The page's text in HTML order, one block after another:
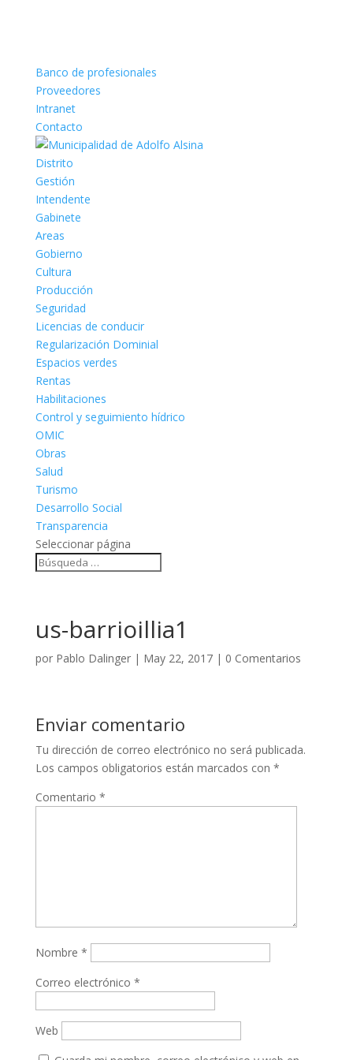
Banco de profesionales
Proveedores
Intranet
Contacto
Distrito
Gestión
Intendente
Gabinete
Areas
Gobierno
Cultura
Producción
Seguridad
Licencias de conducir
Regularización Dominial
Espacios verdes
Rentas
Habilitaciones
Control y seguimiento hídrico
OMIC
Obras
Salud
Turismo
Desarrollo Social
Transparencia
Seleccionar página
us-barrioillia1
por Pablo Dalinger| May 22, 2017| 0 Comentarios
Enviar comentario
Tu dirección de correo electrónico no será publicada.
Los campos obligatorios están marcados con *
Comentario *
Nombre *
Correo electrónico *
Web